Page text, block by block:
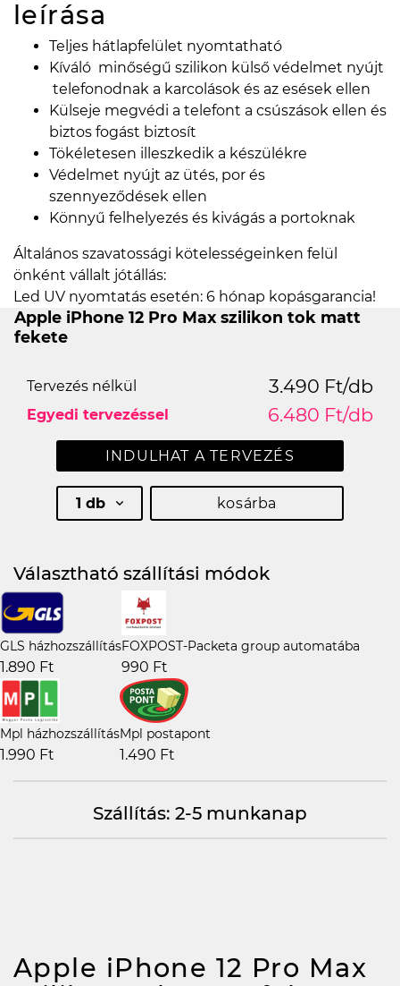
leírása
Teljes hátlapfelület nyomtatható
Kíváló minőségű szilikon külső védelmet nyújt
telefonodnak a karcolások és az esések ellen
Külseje megvédi a telefont a csúszások ellen és
biztos fogást biztosít
Tökéletesen illeszkedik a készülékre
Védelmet nyújt az ütés, por és
szennyeződések ellen
Könnyű felhelyezés és kivágás a portoknak
Általános szavatossági kötelességeinken felül
önként vállalt jótállás:
Led UV nyomtatás esetén: 6 hónap kopásgarancia!
Apple iPhone 12 Pro Max szilikon tok matt
fekete
Tervezés nélkül 3.490 Ft/db
Egyedi tervezéssel 6.480 Ft/db
INDULHAT A TERVEZÉS
1 db kosárba
Választható szállítási módok
GLS házhozszállítás
1.890 Ft
FOXPOST-Packeta group automatába
990 Ft
Mpl házhozszállítás
1.990 Ft
Mpl postapont
1.490 Ft
Szállítás: 2-5 munkanap
Apple iPhone 12 Pro Max